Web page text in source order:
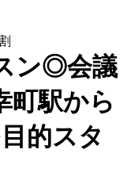
ン◎会議
町駅から
的スタ